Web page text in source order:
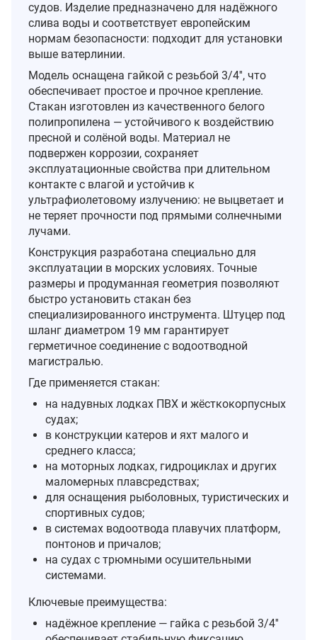
судов. Изделие предназначено для надёжного
слива воды и соответствует европейским
нормам безопасности: подходит для установки
выше ватерлинии.
Модель оснащена гайкой с резьбой 3/4'', что
обеспечивает простое и прочное крепление.
Стакан изготовлен из качественного белого
полипропилена — устойчивого к воздействию
пресной и солёной воды. Материал не
подвержен коррозии, сохраняет
эксплуатационные свойства при длительном
контакте с влагой и устойчив к
ультрафиолетовому излучению: не выцветает и
не теряет прочности под прямыми солнечными
лучами.
Конструкция разработана специально для
эксплуатации в морских условиях. Точные
размеры и продуманная геометрия позволяют
быстро установить стакан без
специализированного инструмента. Штуцер под
шланг диаметром 19 мм гарантирует
герметичное соединение с водоотводной
магистралью.
Где применяется стакан:
на надувных лодках ПВХ и жёсткокорпусных
судах;
в конструкции катеров и яхт малого и
среднего класса;
на моторных лодках, гидроциклах и других
маломерных плавсредствах;
для оснащения рыболовных, туристических и
спортивных судов;
в системах водоотвода плавучих платформ,
понтонов и причалов;
на судах с трюмными осушительными
системами.
Ключевые преимущества:
надёжное крепление — гайка с резьбой 3/4''